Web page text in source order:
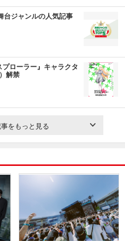
台ジャンルの人気記事
ローラー』キャラクタ
解禁
をもっと見る